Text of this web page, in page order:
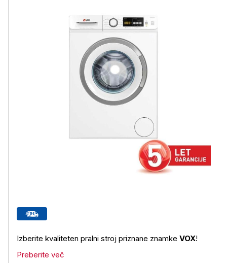
Izberite kvaliteten pralni stroj priznane znamke VOX!
Preberite več